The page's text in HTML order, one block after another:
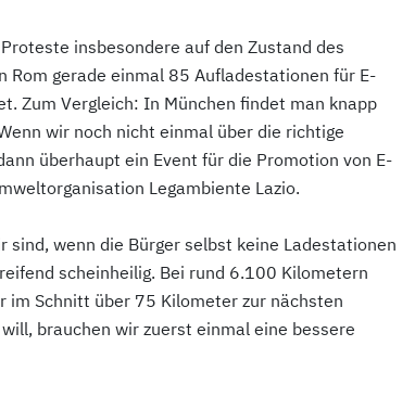
insbesondere auf den Zustand des
Rom gerade einmal 85 Aufladestationen für E-
Zum Vergleich: In München findet man knapp
wir noch nicht einmal über die richtige
überhaupt ein Event für die Promotion von E-
Legambiente Lazio.
wenn die Bürger selbst keine Ladestationen
scheinheilig. Bei rund 6.100 Kilometern
im Schnitt über 75 Kilometer zur nächsten
brauchen wir zuerst einmal eine bessere